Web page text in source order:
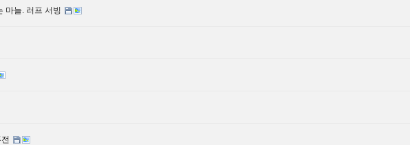
마늘. 러프 서빙